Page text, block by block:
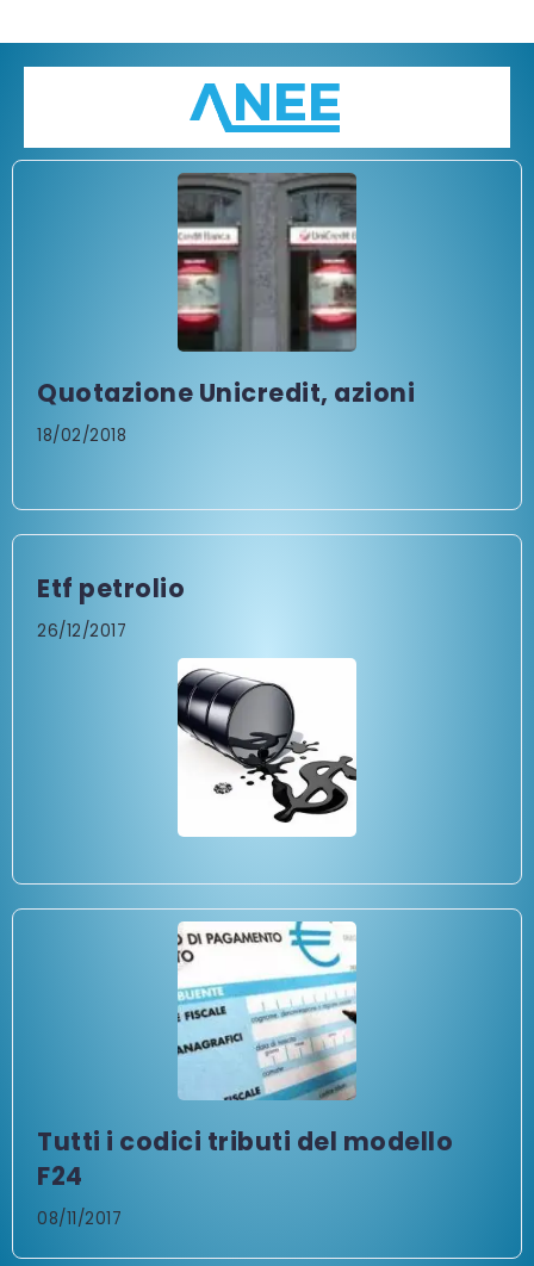
Quotazione Unicredit, azioni
18/02/2018
Etf petrolio
26/12/2017
Tutti i codici tributi del modello
F24
08/11/2017